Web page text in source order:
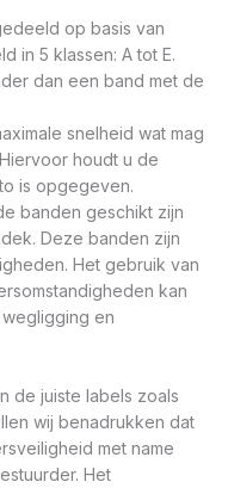
op basis van
in 5 klassen: A tot E.
dan een band met de
snelheid wat mag
houdt u de
is opgegeven.
banden geschikt zijn
Deze banden zijn
Het gebruik van
kan
en
de juiste labels zoals
wij benadrukken dat
met name
Het